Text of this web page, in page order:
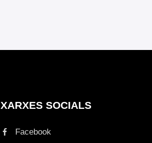
XARXES SOCIALS
Facebook